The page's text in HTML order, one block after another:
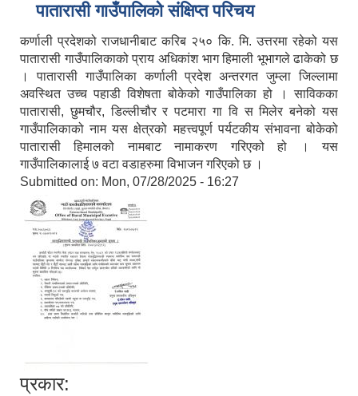
पातारासी गाउँपालिको संक्षिप्त परिचय
कर्णाली प्रदेशको राजधानीबाट करिब २५० कि. मि. उत्तरमा रहेको यस
पातारासी गाउँपालिकाको प्राय अधिकांश भाग हिमाली भूभागले ढाकेको छ
। पातारासी गाउँपालिका कर्णाली प्रदेश अन्तरगत जुम्ला जिल्लामा
अवस्थित उच्च पहाडी विशेषता बोकेको गाउँपालिका हो । साविकका
पातारासी, छुमचौर, डिल्लीचौर र पटमारा गा वि स मिलेर बनेको यस
गाउँपालिकाको नाम यस क्षेत्रको महत्त्वपूर्ण पर्यटकीय संभावना बोकेको
पातारासी हिमालको नामबाट नामाकरण गरिएको हो । यस
गाउँपालिकालाई ७ वटा वडाहरुमा विभाजन गरिएको छ ।
Submitted on: Mon, 07/28/2025 - 16:27
प्रकार: